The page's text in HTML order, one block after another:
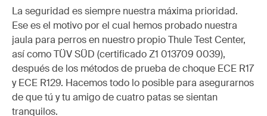
La seguridad es siempre nuestra máxima prioridad.
Ese es el motivo por el cual hemos probado nuestra
jaula para perros en nuestro propio Thule Test Center,
así como TÜV SÜD (certificado Z1 013709 0039),
después de los métodos de prueba de choque ECE R17
y ECE R129. Hacemos todo lo posible para asegurarnos
de que tú y tu amigo de cuatro patas se sientan
tranquilos.